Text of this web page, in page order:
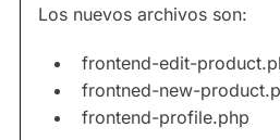
Los nuevos archivos son:
frontend-edit-
frontned-new-
frontend-profile.php